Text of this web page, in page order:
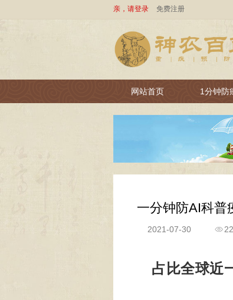
亲，请登录 免费注册
网站首页 1分钟防
一分钟防AI科普
2021-07-30
占比全球近